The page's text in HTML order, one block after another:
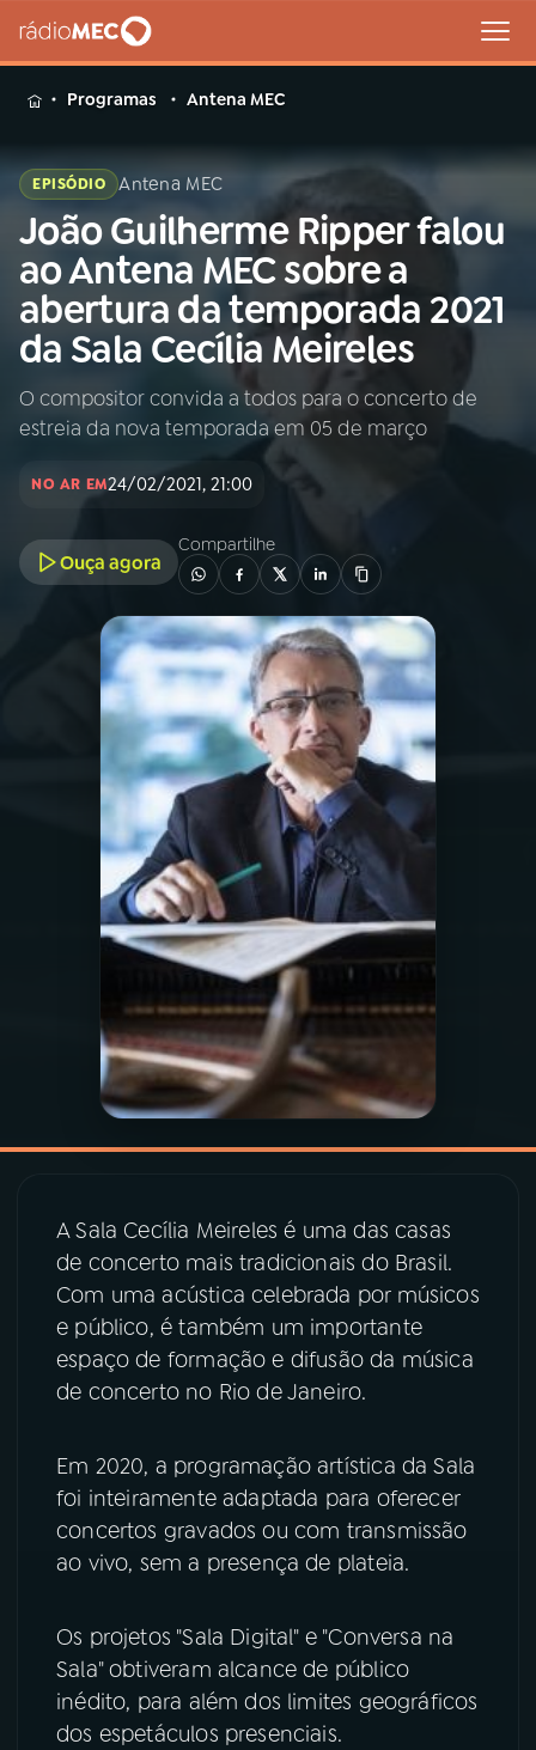
MENU
Buscar
na
Rádio
MEC
Buscar
Início AO VIVO
01INÍCIO
PROGRAMAÇÃO
PROGRAMAS
PODCASTS
VIDEOCASTS
ÚLTIMAS
PRÊMIO RÁDIO MEC
ACOMPANHE A RÁDIO MEC
YouTube Facebook
TikTok
Programas Antena MEC
EPISÓDIO Antena MEC
João Guilherme Ripper falou
ao Antena MEC sobre a
abertura da temporada 2021
da Sala Cecília Meireles
O compositor convida a todos para o concerto de
estreia da nova temporada em 05 de março
NO AR EM24/02/2021, 21:00
Ouça agora
Compartilhe
A Sala Cecília Meireles é uma das casas
de concerto mais tradicionais do Brasil.
Com uma acústica celebrada por músicos
e público, é também um importante
espaço de formação e difusão da música
de concerto no Rio de Janeiro.
Em 2020, a programação artística da Sala
foi inteiramente adaptada para oferecer
concertos gravados ou com transmissão
ao vivo, sem a presença de plateia.
Os projetos "Sala Digital" e "Conversa na
Sala" obtiveram alcance de público
inédito, para além dos limites geográficos
dos espetáculos presenciais.